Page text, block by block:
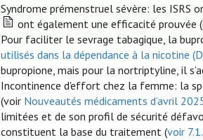
Syndrome prémenstruel sévère: les
ont également une efficacité prouvée
Pour faciliter le sevrage tabagique, la
utilisés dans la dépendance à la nicotine
bupropione, mais pour la nortriptyline, il
Incontinence d'effort chez la femme: la
(voir Nouveautés médicaments d’avril
limitées et de son profil de sécurité
constituent la base du traitement (voir